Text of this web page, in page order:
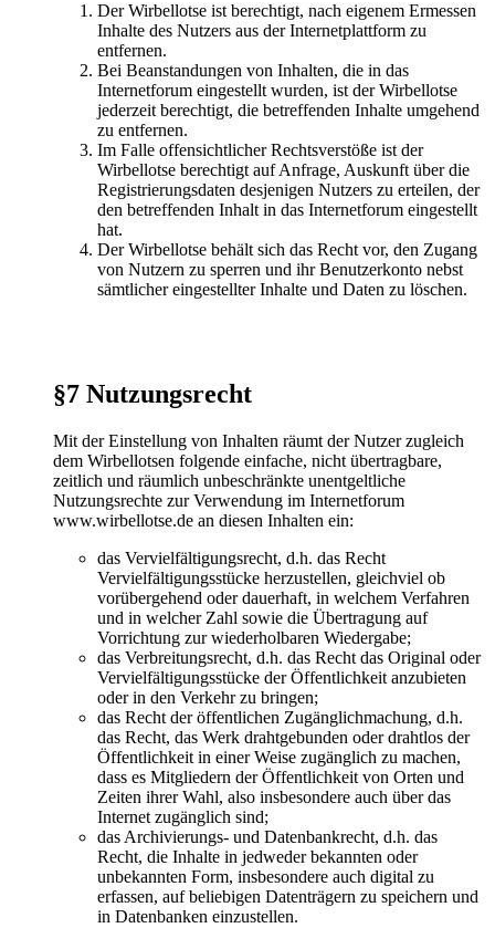
Der Wirbellotse ist berechtigt, nach eigenem Ermessen
Inhalte des Nutzers aus der Internetplattform zu
entfernen.
Bei Beanstandungen von Inhalten, die in das
Internetforum eingestellt wurden, ist der Wirbellotse
jederzeit berechtigt, die betreffenden Inhalte umgehend
zu entfernen.
Im Falle offensichtlicher Rechtsverstöße ist der
Wirbellotse berechtigt auf Anfrage, Auskunft über die
Registrierungsdaten desjenigen Nutzers zu erteilen, der
den betreffenden Inhalt in das Internetforum eingestellt
hat.
Der Wirbellotse behält sich das Recht vor, den Zugang
von Nutzern zu sperren und ihr Benutzerkonto nebst
sämtlicher eingestellter Inhalte und Daten zu löschen.
§7 Nutzungsrecht
Mit der Einstellung von Inhalten räumt der Nutzer zugleich
dem Wirbellotsen folgende einfache, nicht übertragbare,
zeitlich und räumlich unbeschränkte unentgeltliche
Nutzungsrechte zur Verwendung im Internetforum
www.wirbellotse.de an diesen Inhalten ein:
das Vervielfältigungsrecht, d.h. das Recht
Vervielfältigungsstücke herzustellen, gleichviel ob
vorübergehend oder dauerhaft, in welchem Verfahren
und in welcher Zahl sowie die Übertragung auf
Vorrichtung zur wiederholbaren Wiedergabe;
das Verbreitungsrecht, d.h. das Recht das Original oder
Vervielfältigungsstücke der Öffentlichkeit anzubieten
oder in den Verkehr zu bringen;
das Recht der öffentlichen Zugänglichmachung, d.h.
das Recht, das Werk drahtgebunden oder drahtlos der
Öffentlichkeit in einer Weise zugänglich zu machen,
dass es Mitgliedern der Öffentlichkeit von Orten und
Zeiten ihrer Wahl, also insbesondere auch über das
Internet zugänglich sind;
das Archivierungs- und Datenbankrecht, d.h. das
Recht, die Inhalte in jedweder bekannten oder
unbekannten Form, insbesondere auch digital zu
erfassen, auf beliebigen Datenträgern zu speichern und
in Datenbanken einzustellen.